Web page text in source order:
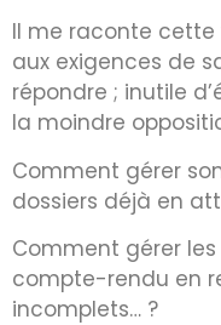
Il me raconte
aux exigences de
répondre ; inutile
la moindre
Comment gérer
dossiers déjà en
Comment gérer les
compte-rendu en
incomplets… ?